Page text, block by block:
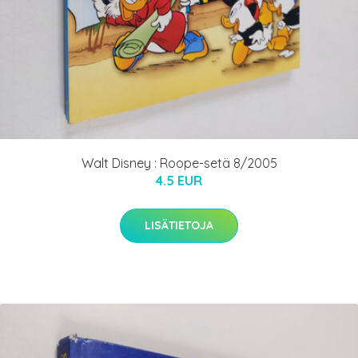
Walt Disney : Roope-setä 8/2005
4.5 EUR
LISÄTIETOJA